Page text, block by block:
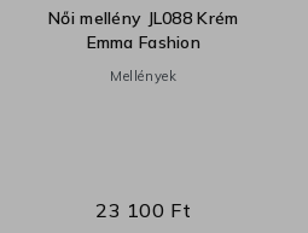
Női mellény JL088 Krém
Emma Fashion
Mellények
23 100 Ft